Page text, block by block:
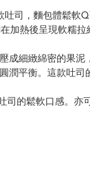
吐司，麵包體鬆軟
加熱後呈現軟糯
成細緻綿密的果
潤平衡。這款吐
司的鬆軟口感。亦